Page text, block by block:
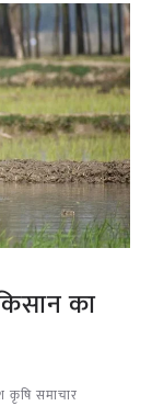
का
कृषि समाचार